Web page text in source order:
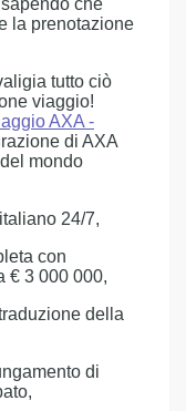
che
la prenotazione
tutto ciò
viaggio!
AXA -
di AXA
mondo
24/7,
con
€ 3 000 000,
della
di